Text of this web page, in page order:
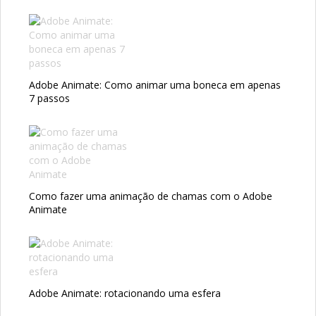
Adobe Animate: Como animar uma boneca em apenas
7 passos
Como fazer uma animação de chamas com o Adobe
Animate
Adobe Animate: rotacionando uma esfera